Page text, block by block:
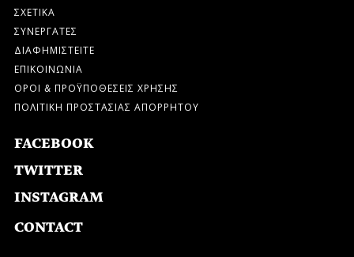
ΣΧΕΤΙΚΑ
ΣΥΝΕΡΓΑΤΕΣ
ΔΙΑΦΗΜΙΣΤΕΙΤΕ
ΕΠΙΚΟΙΝΩΝΙΑ
ΟΡΟΙ & ΠΡΟΫΠΟΘΕΣΕΙΣ ΧΡΗΣΗΣ
ΠΟΛΙΤΙΚΗ ΠΡΟΣΤΑΣΙΑΣ ΑΠΟΡΡΗΤΟΥ
FACEBOOK
TWITTER
INSTAGRAM
CONTACT